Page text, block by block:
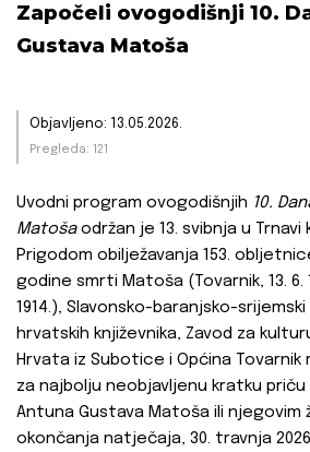
Započeli ovogodišnji 10.
Gustava Matoša
Objavljeno: 13.05.2026.
Pregleda: 121
Uvodni program ovogodišnjih 10.
Matošaodržan je 13. svibnja u Trnavi
Prigodom obilježavanja 153.
godine smrti Matoša (Tovarnik, 13. 6.
1914.), Slavonsko-baranjsko-
hrvatskih književnika, Zavod za
Hrvata iz Subotice i Općina Tovarnik
za najbolju neobjavljenu kratku
Antuna Gustava Matoša ili njegovim
okončanja natječaja, 30. travnja